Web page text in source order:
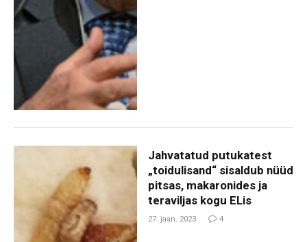
Jahvatatud putukatest
„toidulisand“ sisaldub nüüd
pitsas, makaronides ja
teraviljas kogu ELis
27. jaan. 2023 4